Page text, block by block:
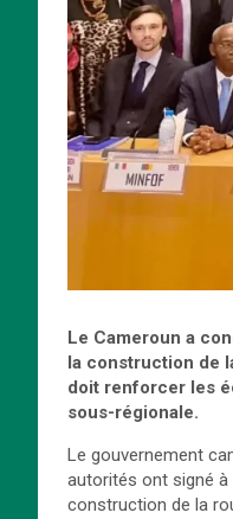
Le Cameroun a
la construction de
doit renforcer les
sous-régionale.
Le gouvernement
autorités ont signé à
construction de la